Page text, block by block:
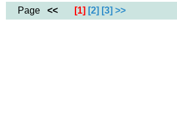
Page << [1] [2] [3] >>